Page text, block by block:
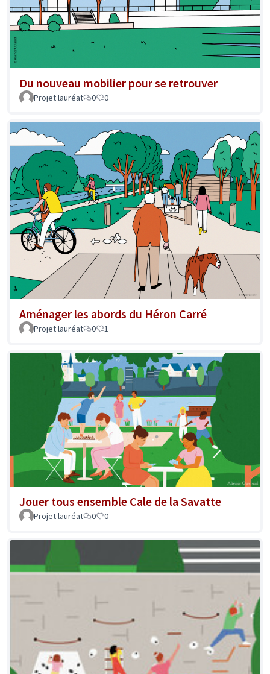
Du nouveau mobilier pour se retrouver
Projet lauréat 0 0
Aménager les abords du Héron Carré
Projet lauréat 0 1
Jouer tous ensemble Cale de la Savatte
Projet lauréat 0 0